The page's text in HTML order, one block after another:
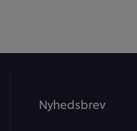
Nyhedsbrev